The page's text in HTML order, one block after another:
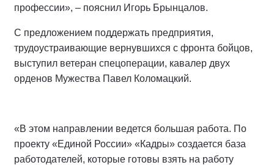
профессии», – пояснил Игорь Брынцалов.
С предложением поддержать предприятия,
трудоустраивающие вернувшихся с фронта бойцов,
выступил ветеран спецоперации, кавалер двух
орденов Мужества Павел Коломацкий.
«В этом направлении ведется большая работа. По
проекту «Единой России» «Кадры» создается база
работодателей, которые готовы взять на работу